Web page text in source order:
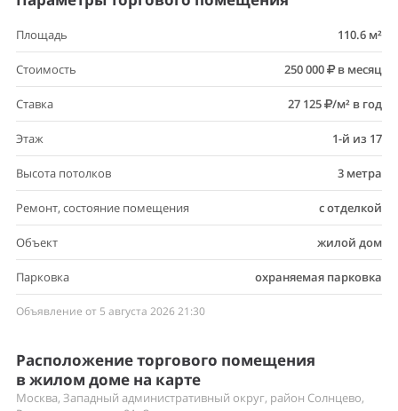
Площадь 110.6 м²
Стоимость 250 000 в месяц
Ставка 27 125 /м² в год
Этаж 1-й из 17
Высота потолков 3 метра
Ремонт, состояние помещения с отделкой
Объект жилой дом
Парковка охраняемая парковка
Объявление от 5 августа 2026 21:30
Расположение торгового помещения
в жилом доме на карте
Москва, Западный административный округ, район Солнцево,